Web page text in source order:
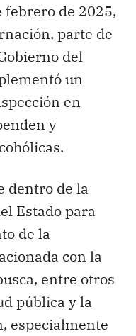
febrero de 2025,
parte de
del
un
en
y
dentro de la
Estado para
de la
con la
entre otros
pública y la
especialmente